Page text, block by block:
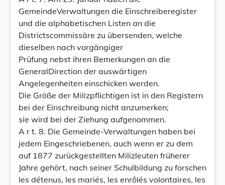
GemeindeVerwaltungen die Einschreiberegister
und die alphabetischen Listen an die
Districtscommissäre zu übersenden, welche
dieselben nach vorgängiger
Prüfung nebst ihren Bemerkungen an die
GeneralDirection der auswärtigen
Angelegenheiten einschicken werden.
Die Größe der Milizpflichtigen ist in den Registern
bei der Einschreibung nicht anzumerken;
sie wird bei der Ziehung aufgenommen.
A r t. 8. Die Gemeinde-Verwaltungen haben bei
jedem Eingeschriebenen, auch wenn er zu dem
auf 1877 zurückgestellten Milizleuten früherer
Jahre gehört, nach seiner Schulbildung zu forschen
les détenus, les mariés, les enrôlés volontaires, les